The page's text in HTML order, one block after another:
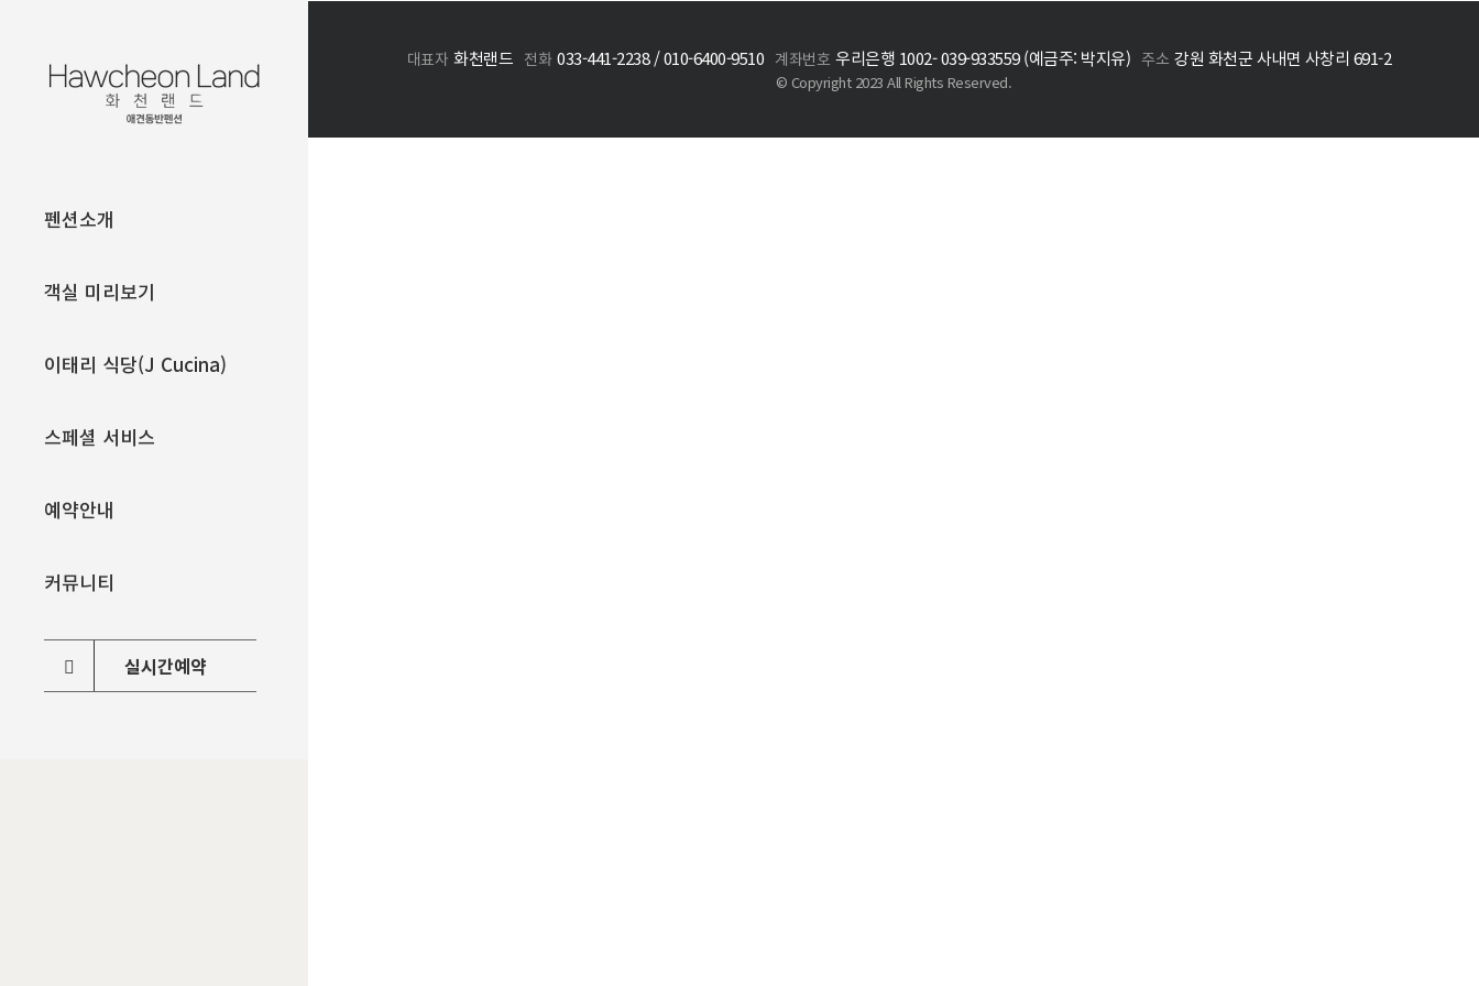
content
펜션소개
객실 미리보기
이태리 식당(J Cucina)
스페셜 서비스
예약안내
커뮤니티
실시간예약
대표자 화천랜드 전화 033-441-2238 / 010-6400-9510 계좌번호 우리은행 1002- 039-933559 (예금주: 박지유) 주소 강원 화천군 사내면 사창리 691-2
© Copyright 2023 All Rights Reserved.